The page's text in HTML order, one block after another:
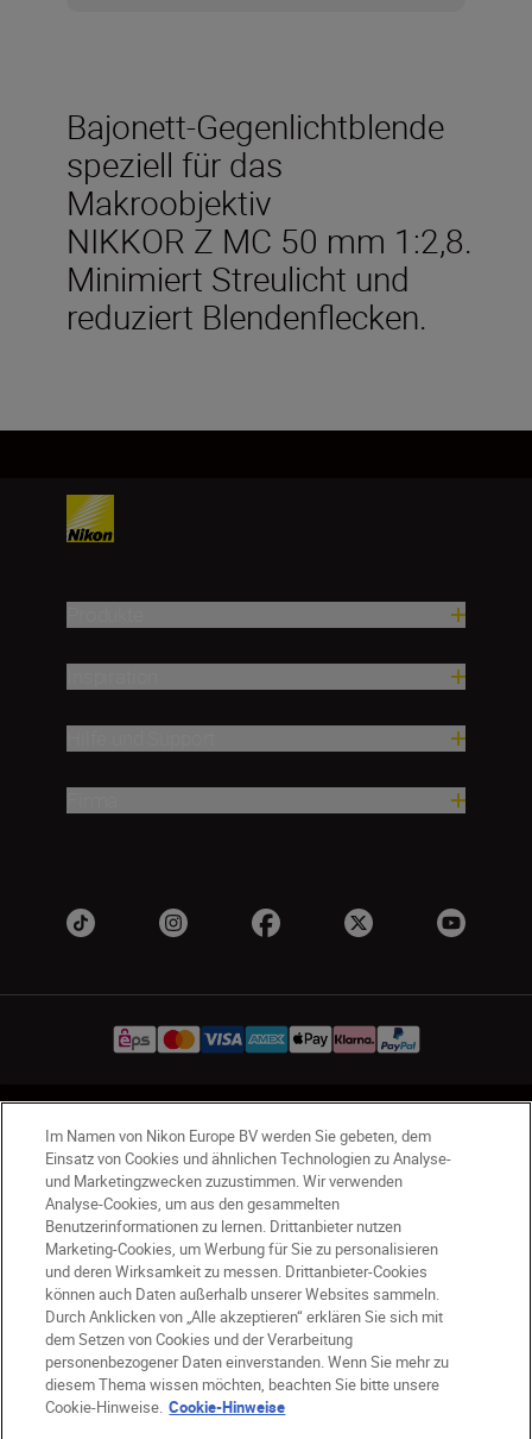
Bajonett-Gegenlichtblende
speziell für das
Makroobjektiv
NIKKOR Z MC 50 mm 1:2,8.
Minimiert Streulicht und
reduziert Blendenflecken.
AT Nikon Sites
Kontaktieren Sie uns
Datenschutzhinweis
Nutzungsbedingungen
Geschäftsbedingungen des Nikon Stores
Cookie-Hinweise
Barrierefreiheit
Cookie-Einstellungen
© 2026 Nikon
SKIP
Im Namen von Nikon Europe BV werden Sie gebeten, dem
Einsatz von Cookies und ähnlichen Technologien zu Analyse-
und Marketingzwecken zuzustimmen. Wir verwenden
Analyse-Cookies, um aus den gesammelten
Benutzerinformationen zu lernen. Drittanbieter nutzen
Marketing-Cookies, um Werbung für Sie zu personalisieren
und deren Wirksamkeit zu messen. Drittanbieter-Cookies
können auch Daten außerhalb unserer Websites sammeln.
Durch Anklicken von „Alle akzeptieren“ erklären Sie sich mit
dem Setzen von Cookies und der Verarbeitung
personenbezogener Daten einverstanden. Wenn Sie mehr zu
diesem Thema wissen möchten, beachten Sie bitte unsere
Cookie-Hinweise. Cookie-Hinweise